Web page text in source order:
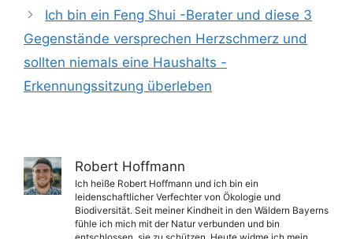
Ich bin ein Feng Shui -Berater und diese 3
Gegenstände versprechen Herzschmerz und
sollten niemals eine Haushalts -
Erkennungssitzung überleben
Robert Hoffmann
Ich heiße Robert Hoffmann und ich bin ein
leidenschaftlicher Verfechter von Ökologie und
Biodiversität. Seit meiner Kindheit in den Wäldern Bayerns
fühle ich mich mit der Natur verbunden und bin